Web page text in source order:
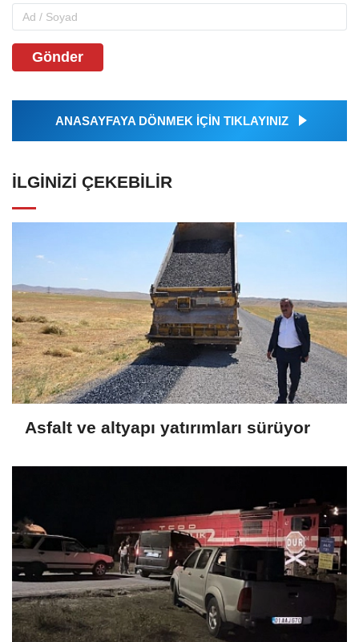
Gönder
ANASAYFAYA DÖNMEK İÇİN TIKLAYINIZ
İLGINIZI ÇEKEBILIR
Asfalt ve altyapı yatırımları sürüyor